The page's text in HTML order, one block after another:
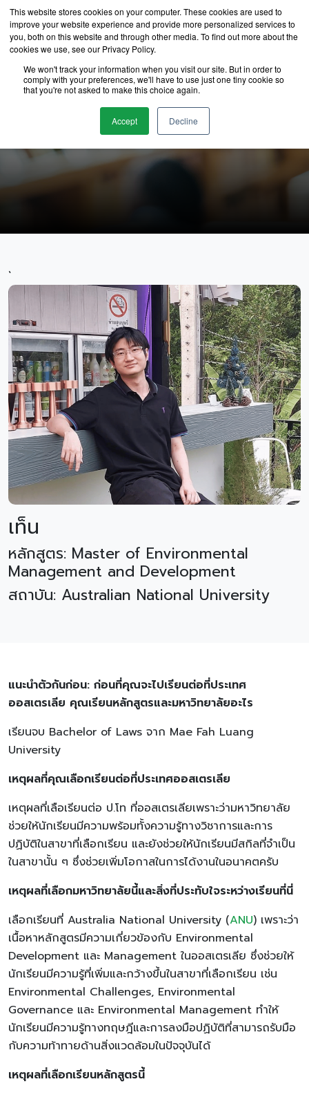
This website stores cookies on your computer. These cookies are used to
improve your website experience and provide more personalized services to
you, both on this website and through other media. To find out more about the
cookies we use, see our Privacy Policy.
We won't track your information when you visit our site. But in order to
comply with your preferences, we'll have to use just one tiny cookie so
that you're not asked to make this choice again.
Accept Decline
นักเรียนของเรา
`
เท็น
หลักสูตร: Master of Environmental
Management and Development
สถาบัน: Australian National University
แนะนำตัวกันก่อน: ก่อนที่คุณจะไปเรียนต่อที่ประเทศ
ออสเตรเลีย คุณเรียนหลักสูตรและมหาวิทยาลัยอะไร
เรียนจบ Bachelor of Laws จาก Mae Fah Luang
University
เหตุผลที่คุณเลือกเรียนต่อที่ประเทศออสเตรเลีย
เหตุผลที่เลือเรียนต่อ ป.โท ที่ออสเตรเลียเพราะว่ามหาวิทยาลัย
ช่วยให้นักเรียนมีความพร้อมทั้งความรู้ทางวิชาการและการ
ปฏิบัติในสาขาที่เลือกเรียน และยังช่วยให้นักเรียนมีสกิลที่จำเป็น
ในสาขานั้น ๆ ซึ่งช่วยเพิ่มโอกาสในการได้งานในอนาคตครับ
เหตุผลที่เลือกมหาวิทยาลัยนี้และสิ่งที่ประทับใจระหว่างเรียนที่นี่
เลือกเรียนที่ Australia National University (ANU) เพราะว่า
เนื้อหาหลักสูตรมีความเกี่ยวข้องกับ Environmental
Development และ Management ในออสเตรเลีย ซึ่งช่วยให้
นักเรียนมีความรู้ที่เพิ่มและกว้างขึ้นในสาขาที่เลือกเรียน เช่น
Environmental Challenges, Environmental
Governance และ Environmental Management ทำให้
นักเรียนมีความรู้ทางทฤษฎีและการลงมือปฏิบัติที่สามารถรับมือ
กับความท้าทายด้านสิ่งแวดล้อมในปัจจุบันได้
เหตุผลที่เลือกเรียนหลักสูตรนี้